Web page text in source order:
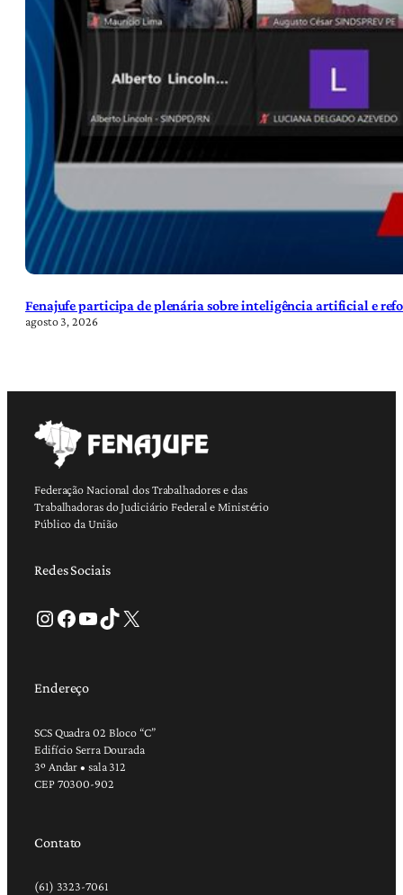
Fenajufe participa de plenária sobre inteligência artificial e
agosto 3, 2026
Federação Nacional dos Trabalhadores e das
Trabalhadoras do Judiciário Federal e Ministério
Público da União
Redes Sociais
Instagram Facebook Youtube TikTok X
Endereço
SCS Quadra 02 Bloco “C”
Edifício Serra Dourada
3º Andar • sala 312
CEP 70300-902
Contato
(61) 3323-7061